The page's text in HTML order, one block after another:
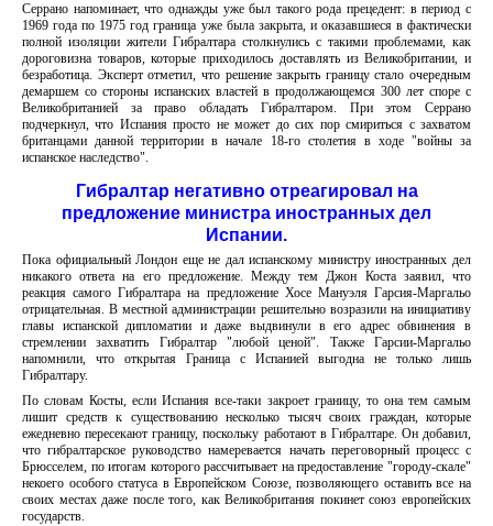
Серрано напоминает, что однажды уже был такого рода прецедент: в период с
1969 года по 1975 год граница уже была закрыта, и оказавшиеся в фактически
полной изоляции жители Гибралтара столкнулись с такими проблемами, как
дороговизна товаров, которые приходилось доставлять из Великобритании, и
безработица. Эксперт отметил, что решение закрыть границу стало очередным
демаршем со стороны испанских властей в продолжающемся 300 лет споре с
Великобританией за право обладать Гибралтаром. При этом Серрано
подчеркнул, что Испания просто не может до сих пор смириться с захватом
британцами данной территории в начале 18-го столетия в ходе "войны за
испанское наследство".
Гибралтар негативно отреагировал на
предложение министра иностранных дел
Испании.
Пока официальный Лондон еще не дал испанскому министру иностранных дел
никакого ответа на его предложение. Между тем Джон Коста заявил, что
реакция самого Гибралтара на предложение Хосе Мануэля Гарсия-Маргальо
отрицательная. В местной администрации решительно возразили на инициативу
главы испанской дипломатии и даже выдвинули в его адрес обвинения в
стремлении захватить Гибралтар "любой ценой". Также Гарсии-Маргальо
напомнили, что открытая Граница с Испанией выгодна не только лишь
Гибралтару.
По словам Косты, если Испания все-таки закроет границу, то она тем самым
лишит средств к существованию несколько тысяч своих граждан, которые
ежедневно пересекают границу, поскольку работают в Гибралтаре. Он добавил,
что гибралтарское руководство намеревается начать переговорный процесс с
Брюсселем, по итогам которого рассчитывает на предоставление "городу-скале"
некоего особого статуса в Европейском Союзе, позволяющего оставить все на
своих местах даже после того, как Великобритания покинет союз европейских
государств.